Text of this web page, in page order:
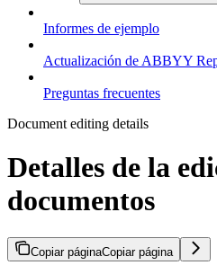
Informes de ejemplo
Actualización de ABBYY
Preguntas frecuentes
Document editing details
Detalles de la
documentos
Copiar páginaCopiar página